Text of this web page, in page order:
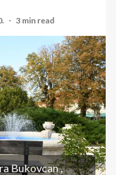
3 min read
Bukovcan ,